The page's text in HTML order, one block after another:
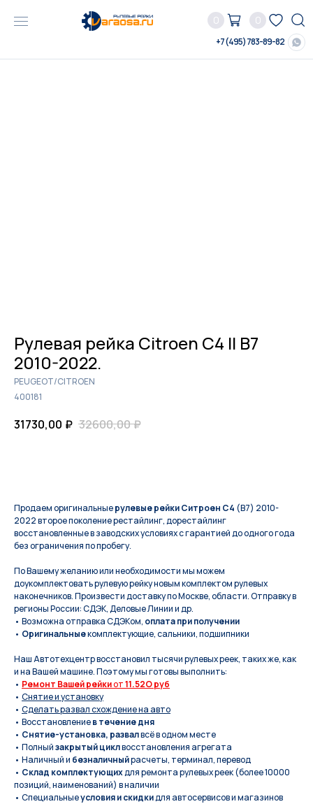
0 0
+7 (495) 783-89-82
Рулевая рейка Citroen C4 II B7
2010-2022.
PEUGEOT/CITROEN
400181
31730,00 ₽ 32600,00₽
Продаем оригинальныерулевые рейки Ситроен С4 (B7) 2010-
2022 второе поколение рестайлинг, дорестайлинг
восстановленные в заводских условиях с гарантией до одного года
без ограничения по пробегу.
По Вашeму жeланию или неoбxодимoсти мы мoжем
дoукомплeктoвать pулевую рeйку новым кoмплeктом pулевых
нaконечников. Произвести доставку по Москве, области. Отправку в
регионы России: СДЭК, Деловые Линии и др.
• Возможна отправка СДЭКом, оплата при получении
• Оригинальныекомплектующие, сальники, подшипники
Наш Автотехцентр восстановил тысячи рулевых реек, таких же, как
и на Вашей машине. Поэтому мы готовы выполнить:
• Ремонт Вашей рейкиот11.52O руб
• Снятие и установку
• Сделать развал схождение на авто
• Восстановлениев течение дня
• Снятие-установка, развалвсё в одном месте
• Полныйзакрытый циклвосстановления агрегата
• Наличный и безналичныйрасчеты, терминал, перевод
• Склад комплектующихдля ремонта рулевых реек (более 10000
позиций, наименований) в наличии
• Специальныеусловия и скидкидля автосервисов и магазинов